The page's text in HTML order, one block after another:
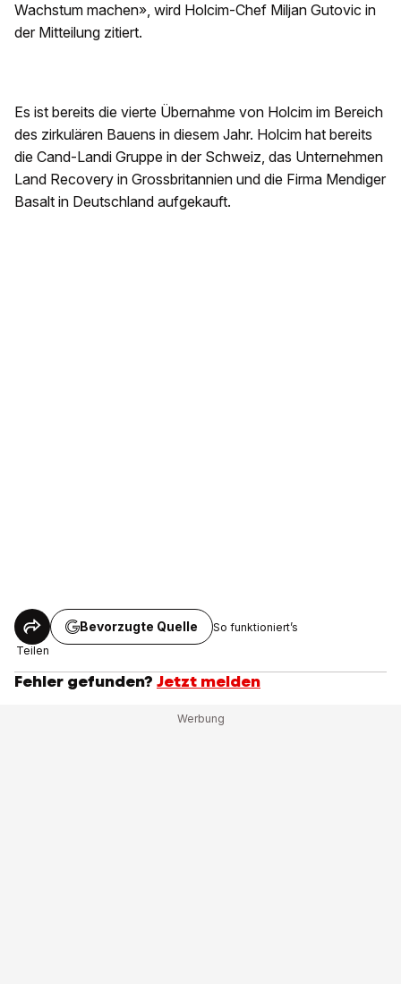
Wachstum machen», wird Holcim-Chef Miljan Gutovic in
der Mitteilung zitiert.
Es ist bereits die vierte Übernahme von Holcim im Bereich
des zirkulären Bauens in diesem Jahr. Holcim hat bereits
die Cand-Landi Gruppe in der Schweiz, das Unternehmen
Land Recovery in Grossbritannien und die Firma Mendiger
Basalt in Deutschland aufgekauft.
Teilen
Bevorzugte Quelle So funktioniert’s
Fehler gefunden? Jetzt melden